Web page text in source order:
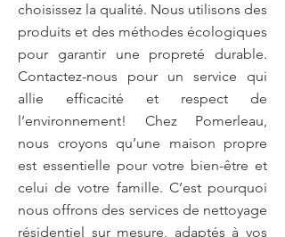
choisissez la qualité. Nous utilisons des
produits et des méthodes écologiques
pour garantir une propreté durable.
Contactez-nous pour un service qui
allie efficacité et respect de
l’environnement! Chez Pomerleau,
nous croyons qu’une maison propre
est essentielle pour votre bien-être et
celui de votre famille. C’est pourquoi
nous offrons des services de nettoyage
résidentiel sur mesure, adaptés à vos